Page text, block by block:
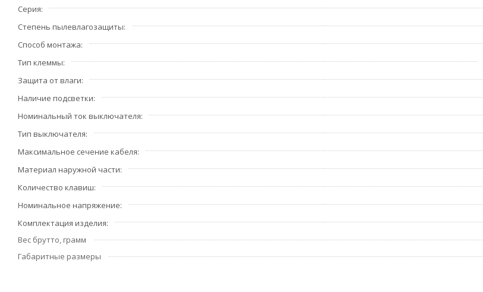
• Автоматические клеммы с независимыми вводами.
• Удобство монтажа.
Серия
Степень пылевлагозащиты
Способ монтажа
Тип клеммы
Защита от влаги
Наличие подсветки
Номинальный ток выключателя
Тип выключателя
Максимальное сечение кабеля
Материал наружной части
Количество клавиш
Номинальное напряжение
Комплектация изделия
Вес брутто, грамм
Габаритные размеры